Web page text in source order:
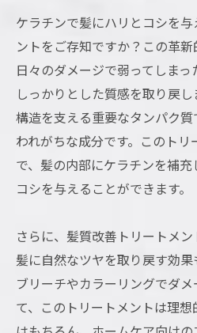
ケラチンで髪にハリとコシを
ントをご存知ですか？この革新
日々のダメージで弱ってしまっ
しっかりとした質感を取り戻
構造を支える重要なタンパク
われがちな成分です。このトリ
で、髪の内部にケラチンを補
コシを与えることができます。
さらに、髪質改善トリートメン
髪に自然なツヤを取り戻す効果
ブリーチやカラーリングでダ
て、このトリートメントは理